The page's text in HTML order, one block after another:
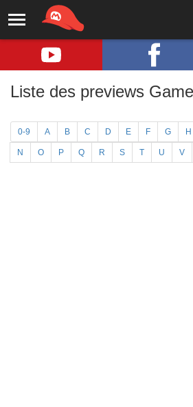
Liste des previews
0-9 A B C D E F G H
N O P Q R S T U V